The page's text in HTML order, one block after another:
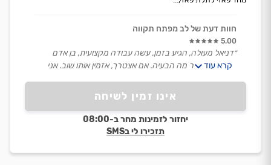
אינו זמין לשיחה
יחזור לזמינות מחר ב-08:00
תזכירו לי בSMS
חוות דעת של לב מפתח תקווה
5.00
״דניאל מעולה, הגיע בזמן, עשה עבודה מקצועית, בן אדם
מנומס והסביר מה הבעיה. אם אצטרך, אזמין אותו שוב. אני
קרא עוד